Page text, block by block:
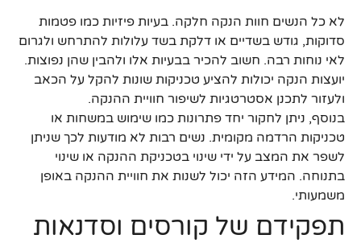
לא כל הנשים חוות הנקה חלקה. בעיות פיזיות כמו פטמות
סדוקות, גודש בשדיים או דלקת בשד עלולות להתרחש ולגרום
לאי נוחות רבה. חשוב להכיר בבעיות אלו ולהבין שהן נפוצות.
יועצות הנקה יכולות להציע טכניקות שונות להקל על הכאב
ולעזור לתכנן אסטרטגיות לשיפור חוויית ההנקה.
בנוסף, ניתן לחקור יחד פתרונות כמו שימוש במשחות או
טכניקות הרדמה מקומית. נשים רבות לא מודעות לכך שניתן
לשפר את המצב על ידי שינוי בטכניקת ההנקה או שינוי
בתנוחה. המידע הזה יכול לשנות את חוויית ההנקה באופן
משמעותי.
תפקידם של קורסים וסדנאות